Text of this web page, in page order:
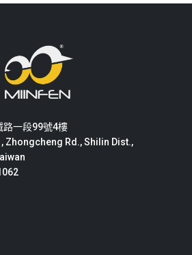
路一段99號4樓
Zhongcheng Rd., Shilin Dist.,